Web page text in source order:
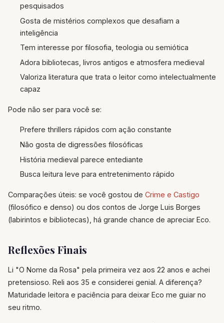
pesquisados
Gosta de mistérios complexos que desafiam a
inteligência
Tem interesse por filosofia, teologia ou semiótica
Adora bibliotecas, livros antigos e atmosfera medieval
Valoriza literatura que trata o leitor como intelectualmente
capaz
Pode não ser para você se:
Prefere thrillers rápidos com ação constante
Não gosta de digressões filosóficas
História medieval parece entediante
Busca leitura leve para entretenimento rápido
Comparações úteis: se você gostou de Crime e Castigo
(filosófico e denso) ou dos contos de Jorge Luis Borges
(labirintos e bibliotecas), há grande chance de apreciar Eco.
Reflexões Finais
Li "O Nome da Rosa" pela primeira vez aos 22 anos e achei
pretensioso. Reli aos 35 e considerei genial. A diferença?
Maturidade leitora e paciência para deixar Eco me guiar no
seu ritmo.